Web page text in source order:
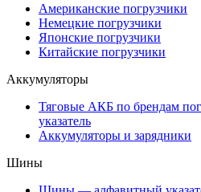
Американские погрузчики
Немецкие погрузчики
Японские погрузчики
Китайские погрузчики
Аккумуляторы
Тяговые АКБ по брендам
указатель
Аккумуляторы и зарядники
Шины